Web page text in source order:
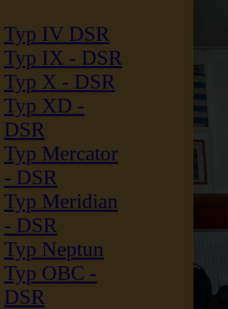
Typ IV DSR
Typ IX - DSR
Typ X - DSR
Typ XD -
DSR
Typ Mercator
- DSR
Typ Meridian
- DSR
Typ Neptun
Typ OBC -
DSR